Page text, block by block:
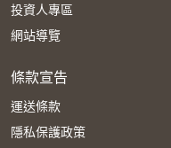
投資人專區
網站導覽
條款宣告
運送條款
隱私保護政策